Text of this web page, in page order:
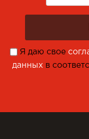
Я даю свое
данных в